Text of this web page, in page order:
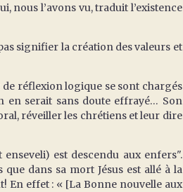
nous l’avons vu, traduit l’existence
signifier la création des valeurs et
réflexion logique se sont chargés
en serait sans doute effrayé… Son
réveiller les chrétiens et leur dire
est descendu aux enfers".
dans sa mort Jésus est allé à la
En effet : « [La Bonne nouvelle aux